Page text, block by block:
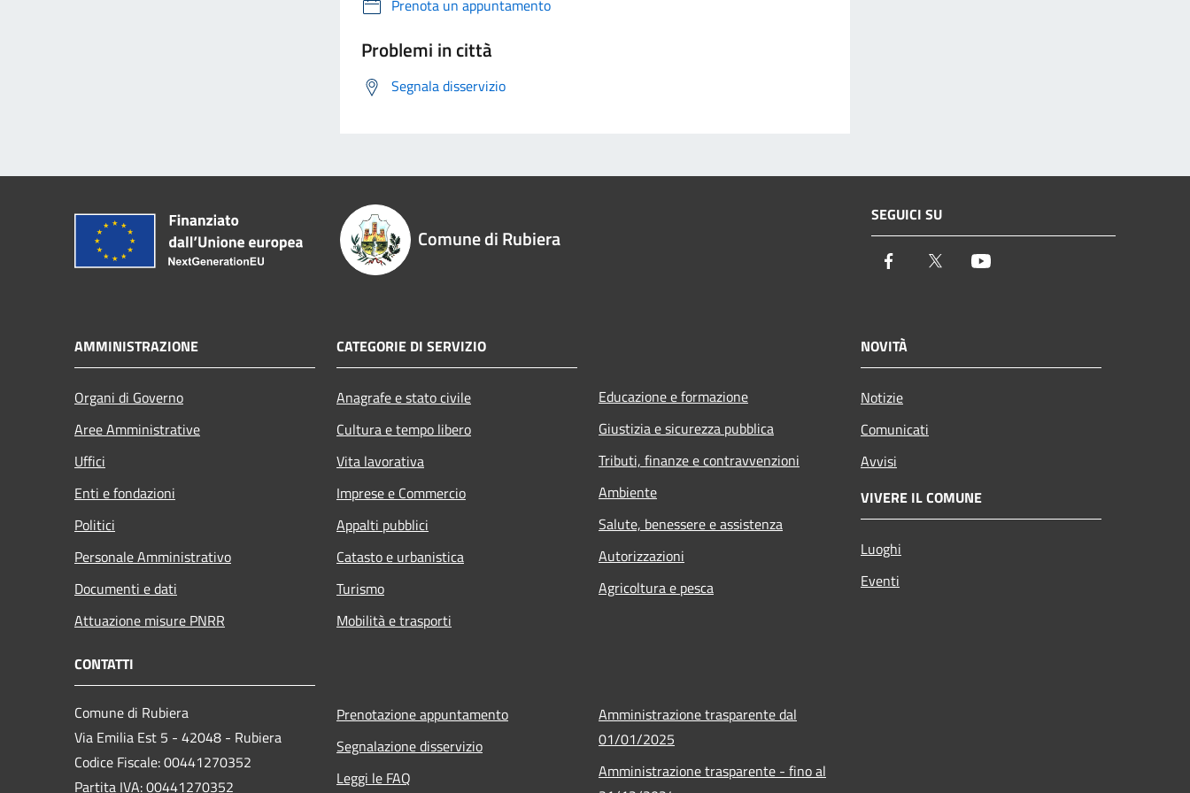
Prenota un appuntamento
Problemi in città
Segnala disservizio
Comune di Rubiera
SEGUICI SU
Facebook Twitter
AMMINISTRAZIONE
Organi di Governo
Aree Amministrative
Uffici
Enti e fondazioni
Politici
Personale Amministrativo
Documenti e dati
Attuazione misure PNRR
CATEGORIE DI SERVIZIO
Anagrafe e stato civile
Cultura e tempo libero
Vita lavorativa
Imprese e Commercio
Appalti pubblici
Catasto e urbanistica
Turismo
Mobilità e trasporti
Educazione e formazione
Giustizia e sicurezza pubblica
Tributi, finanze e contravvenzioni
Ambiente
Salute, benessere e assistenza
Autorizzazioni
Agricoltura e pesca
NOVITÀ
Notizie
Comunicati
Avvisi
VIVERE IL COMUNE
Luoghi
Eventi
CONTATTI
Comune di Rubiera
Via Emilia Est 5 - 42048 - Rubiera
Codice Fiscale: 00441270352
Partita IVA: 00441270352
Prenotazione appuntamento
Segnalazione disservizio
Leggi le FAQ
Amministrazione trasparente dal
01/01/2025
Amministrazione trasparente - fino al